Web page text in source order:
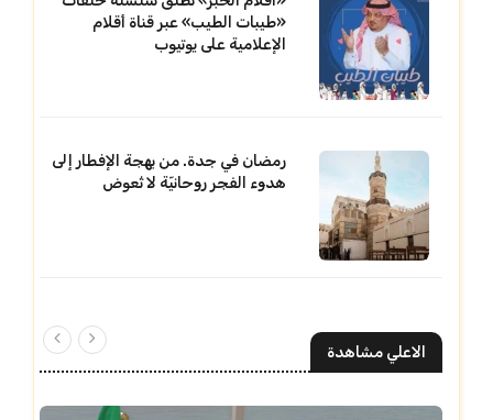
«طيبات الطيب» عبر قناة أقلام
الإعلامية على يوتيوب
رمضان في جدة. من بهجة الإفطار إلى
هدوء الفجر روحانيّة لا تُعوض
الاعلي مشاهدة